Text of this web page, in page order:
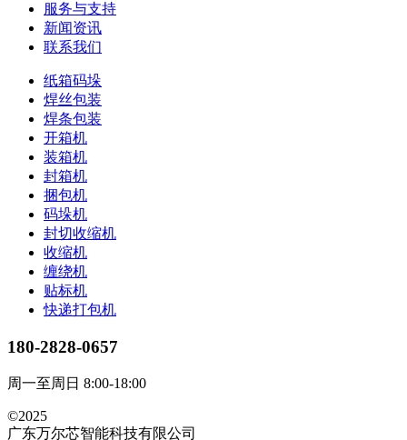
服务与支持
新闻资讯
联系我们
纸箱码垛
焊丝包装
焊条包装
开箱机
装箱机
封箱机
捆包机
码垛机
封切收缩机
收缩机
缠绕机
贴标机
快递打包机
180-2828-0657
周一至周日 8:00-18:00
©2025
广东万尔芯智能科技有限公司